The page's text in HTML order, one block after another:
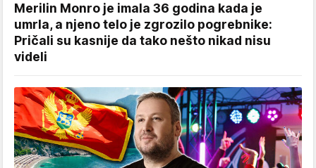
Merilin Monro je imala 36 godina kada je
umrla, a njeno telo je zgrozilo pogrebnike:
Pričali su kasnije da tako nešto nikad nisu
videli